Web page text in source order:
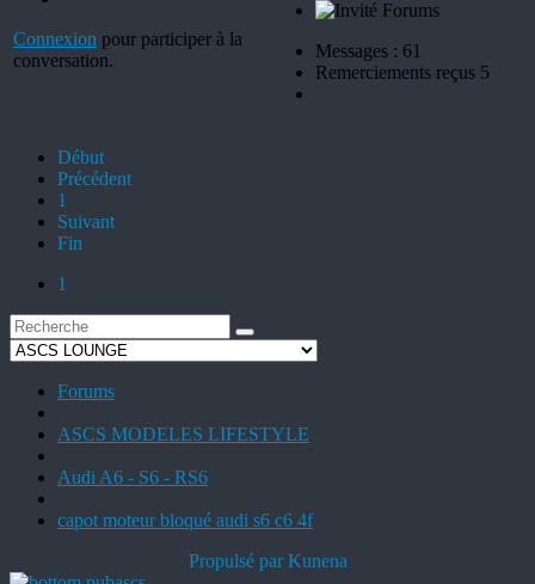
Connexion pour participer à la
conversation.
Messages : 61
Remerciements reçus 5
Début
Précédent
1
Suivant
Fin
1
Forums
ASCS MODELES LIFESTYLE
Audi A6 - S6 - RS6
capot moteur bloqué audi s6 c6 4f
Propulsé parKunena